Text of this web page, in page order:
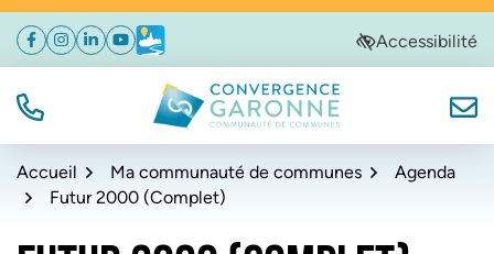
Aller
navigation
Aller
au
Aller
au
de
Facebook
(ouverture dans un nouvel onglet)
Instagram
(ouverture dans un nouvel onglet)
Linkedin
(ouverture dans un nouvel onglet)
YouTube
(ouverture dans un nouvel onglet)
Météo
(ouverture dans un nouvel onglet)Accessibilité
TÉL. Convergence Garonne
Accueil Ma communauté de communes
Agenda
Futur 2000 (Complet)